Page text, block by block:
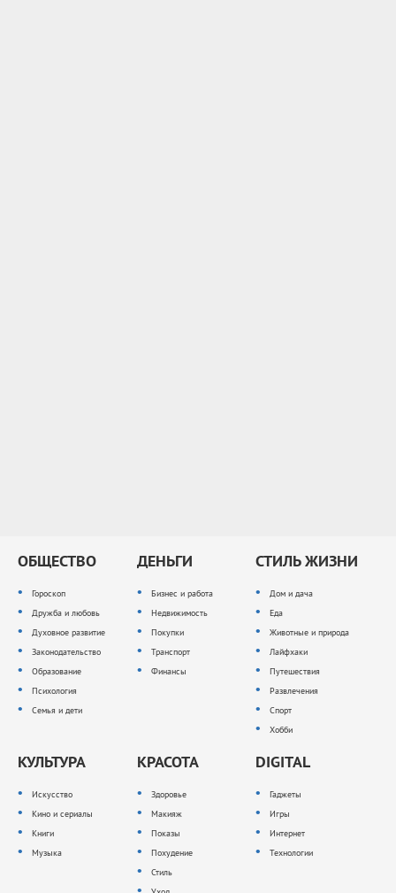
ОБЩЕСТВО
Гороскоп
Дружба и любовь
Духовное развитие
Законодательство
Образование
Психология
Семья и дети
ДЕНЬГИ
Бизнес и работа
Недвижимость
Покупки
Транспорт
Финансы
СТИЛЬ ЖИЗНИ
Дом и дача
Еда
Животные и природа
Лайфхаки
Путешествия
Развлечения
Спорт
Хобби
КУЛЬТУРА
Искусство
Кино и сериалы
Книги
Музыка
КРАСОТА
Здоровье
Макияж
Показы
Похудение
Стиль
DIGITAL
Гаджеты
Игры
Интернет
Технологии